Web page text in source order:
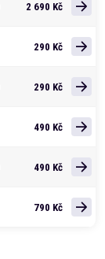
2 690 Kč
290 Kč
290 Kč
490 Kč
490 Kč
790 Kč